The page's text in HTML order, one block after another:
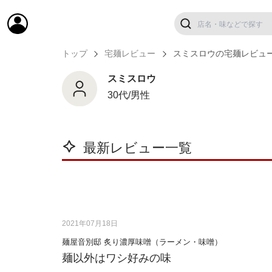
トップ 宅麺レビュー スミスロウの宅麺レビュ
スミスロウ
30代/男性
最新レビュー一覧
2021年07月18日
麺屋音別邸 炙り濃厚味噌（ラーメン・味噌）
麺以外はワシ好みの味